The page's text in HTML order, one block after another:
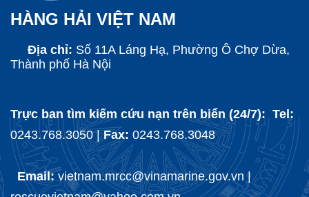
HÀNG HẢI VIỆT NAM
Địa chỉ: Số 11A Láng Hạ, Phường Ô Chợ Dừa,
Thành phố Hà Nội
Trực ban tìm kiếm cứu nạn trên biển (24/7): Tel:
0243.768.3050 |Fax: 0243.768.3048
Email:vietnam.mrcc@vinamarine.gov.vn |